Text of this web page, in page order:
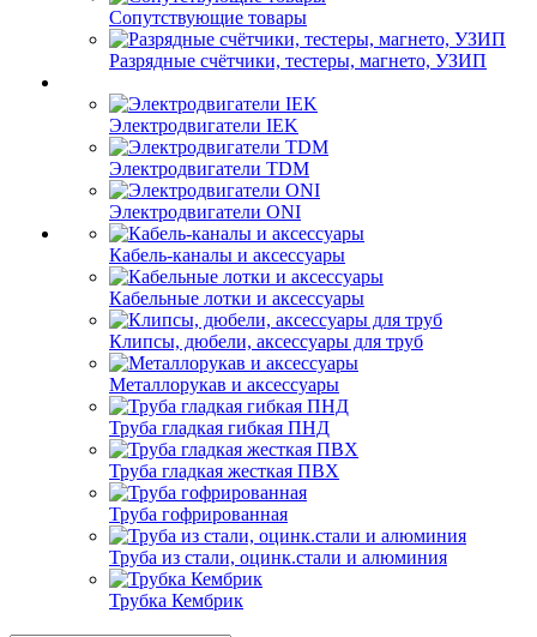
Сопутствующие товары
Разрядные счётчики, тестеры, магнето, УЗИП
Электродвигатели IEK
Электродвигатели TDM
Электродвигатели ONI
Кабель-каналы и аксессуары
Кабельные лотки и аксессуары
Клипсы, дюбели, аксессуары для труб
Металлорукав и аксессуары
Труба гладкая гибкая ПНД
Труба гладкая жесткая ПВХ
Труба гофрированная
Труба из стали, оцинк.стали и алюминия
Трубка Кембрик